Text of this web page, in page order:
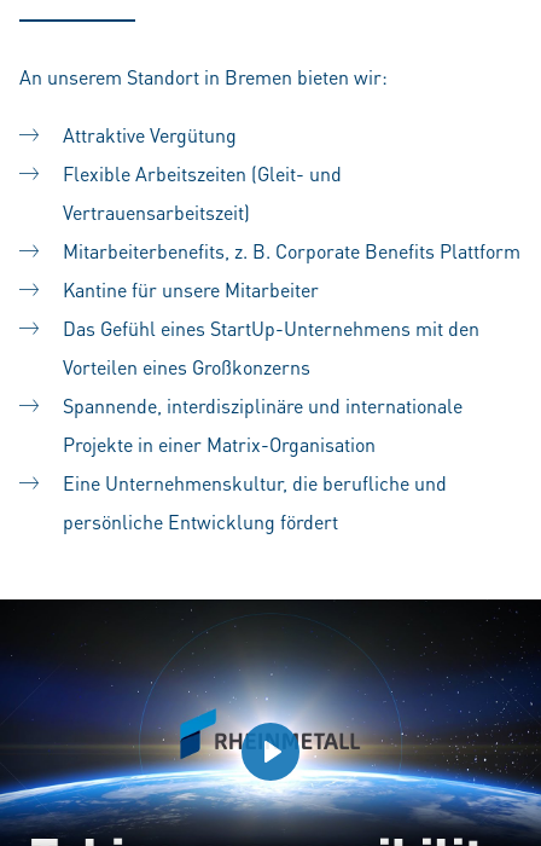
An unserem Standort in Bremen bieten wir:
Attraktive Vergütung
Flexible Arbeitszeiten (Gleit- und
Vertrauensarbeitszeit)
Mitarbeiterbenefits, z. B. Corporate Benefits Plattform
Kantine für unsere Mitarbeiter
Das Gefühl eines StartUp-Unternehmens mit den
Vorteilen eines Großkonzerns
Spannende, interdisziplinäre und internationale
Projekte in einer Matrix-Organisation
Eine Unternehmenskultur, die berufliche und
persönliche Entwicklung fördert
Play